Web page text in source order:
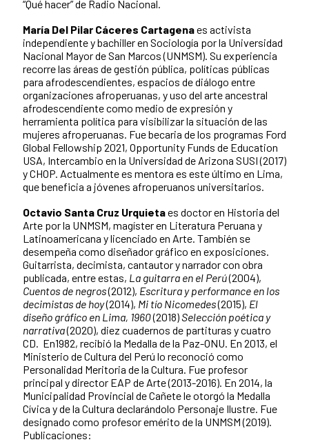
“Qué hacer” de Radio Nacional.
María Del Pilar Cáceres Cartagenaes activista
independiente y bachiller en Sociología por la Universidad
Nacional Mayor de San Marcos (UNMSM). Su experiencia
recorre las áreas de gestión pública, políticas públicas
para afrodescendientes, espacios de diálogo entre
organizaciones afroperuanas, y uso del arte ancestral
afrodescendiente como medio de expresión y
herramienta política para visibilizar la situación de las
mujeres afroperuanas. Fue becaria de los programas Ford
Global Fellowship 2021, Opportunity Funds de Education
USA, Intercambio en la Universidad de Arizona SUSI (2017)
y CHOP. Actualmente es mentora es este último en Lima,
que beneficia a jóvenes afroperuanos universitarios.
Octavio Santa Cruz Urquietaes doctor en Historia del
Arte por la UNMSM, magíster en Literatura Peruana y
Latinoamericana y licenciado en Arte. También se
desempeña como diseñador gráfico en exposiciones.
Guitarrista, decimista, cantautor y narrador con obra
publicada, entre estas, La guitarra en el Perú(2004),
Cuentos de negros(2012), Escritura y performance en los
decimistas de hoy(2014), Mi tío Nicomedes(2015), El
diseño gráfico en Lima, 1960(2018)Selección poética y
narrativa(2020), diez cuadernos de partituras y cuatro
CD. En1982, recibió la Medalla de la Paz-ONU. En 2013, el
Ministerio de Cultura del Perú lo reconoció como
Personalidad Meritoria de la Cultura. Fue profesor
principal y director EAP de Arte (2013-2016). En 2014, la
Municipalidad Provincial de Cañete le otorgó la Medalla
Cívica y de la Cultura declarándolo Personaje Ilustre. Fue
designado como profesor emérito de la UNMSM (2019).
Publicaciones: